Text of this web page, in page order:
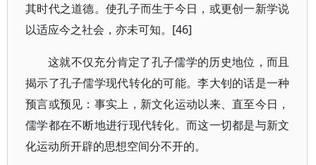
其时代之道德。使孔子而生于今日，或更创一新学说
以适应今之社会，亦未可知。[46]
这就不仅充分肯定了孔子儒学的历史地位，而且
揭示了孔子儒学现代转化的可能。李大钊的话是一种
预言或预见：事实上，新文化运动以来、直至今日，
儒学都在不断地进行现代转化。而这一切都是与新文
化运动所开辟的思想空间分不开的。